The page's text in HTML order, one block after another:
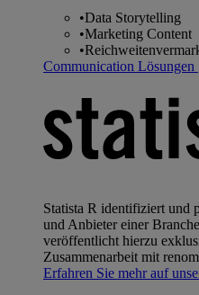
•Data Storytelling
•Marketing Content
•
Communication Lösungen
Statista R identifiziert und
und Anbieter einer
veröffentlicht hierzu
Zusammenarbeit mit
Erfahren Sie mehr auf